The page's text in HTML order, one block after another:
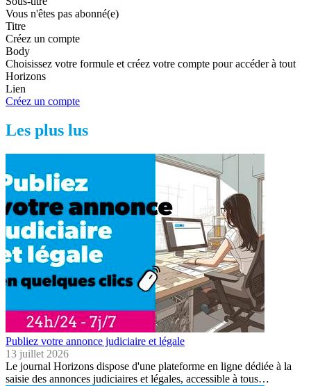
Vous n'êtes pas abonné(e)
Titre
Créez un compte
Body
Choisissez votre formule et créez votre compte pour accéder à tout
Horizons
Lien
Créez un compte
Les plus lus
Publiez votre annonce judiciaire et légale
13 juillet 2026
Le journal Horizons dispose d'une plateforme en ligne dédiée à la
saisie des annonces judiciaires et légales, accessible à tous…